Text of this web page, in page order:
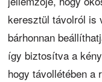
keresztül távolról is
bárhonnan
így biztosítva a
hogy távollétében a